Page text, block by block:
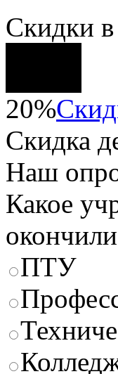
Скидки
20%
Скидка
Наш
Какое
ПТУ